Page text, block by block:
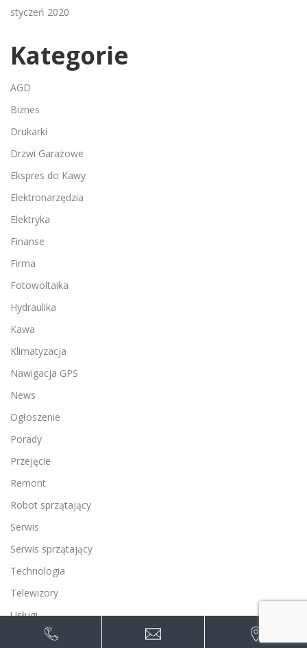
styczeń 2020
Kategorie
AGD
Biznes
Drukarki
Drzwi Garażowe
Ekspres do Kawy
Elektronarzędzia
Elektryka
Finanse
Firma
Fotowoltaika
Hydraulika
Kawa
Klimatyzacja
Nawigacja GPS
News
Ogłoszenie
Porady
Przejęcie
Remont
Robot sprzątający
Serwis
Serwis sprzątający
Technologia
Telewizory
Usługi